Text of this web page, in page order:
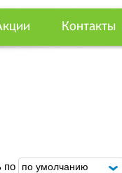
Контакты
по